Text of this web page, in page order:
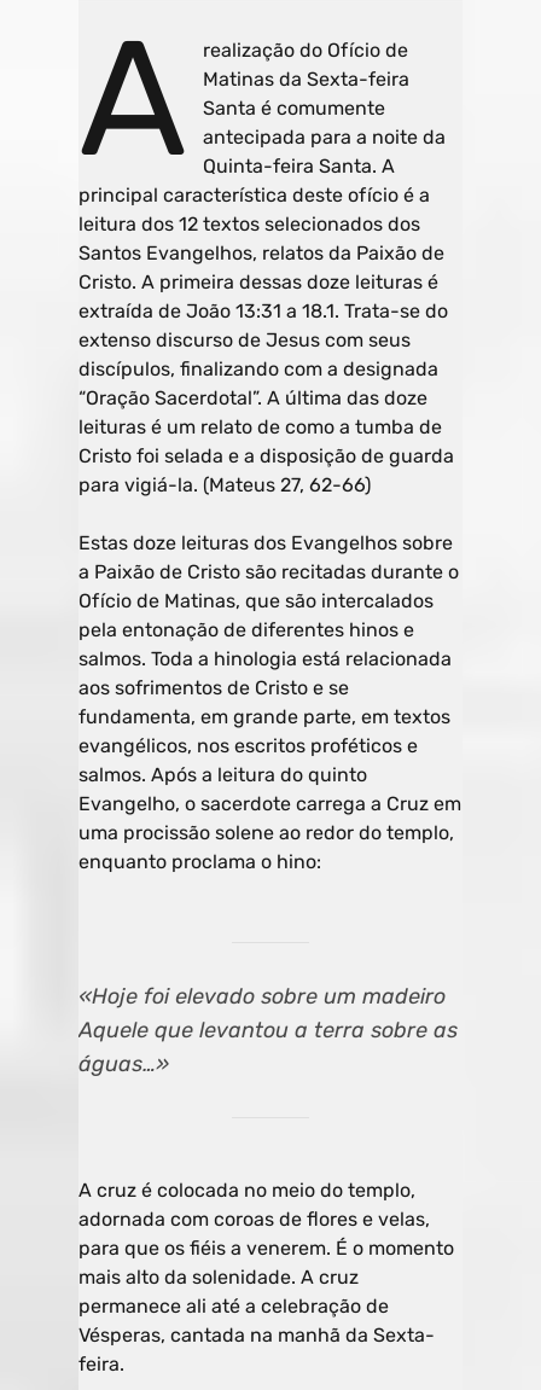
A
realização do Ofício de
Matinas da Sexta-feira
Santa é comumente
antecipada para a noite da
Quinta-feira Santa. A
principal característica deste ofício é a
leitura dos 12 textos selecionados dos
Santos Evangelhos, relatos da Paixão de
Cristo. A primeira dessas doze leituras é
extraída de João 13:31 a 18.1. Trata-se do
extenso discurso de Jesus com seus
discípulos, finalizando com a designada
“Oração Sacerdotal”. A última das doze
leituras é um relato de como a tumba de
Cristo foi selada e a disposição de guarda
para vigiá-la. (Mateus 27, 62-66)
Estas doze leituras dos Evangelhos sobre
a Paixão de Cristo são recitadas durante o
Ofício de Matinas, que são intercalados
pela entonação de diferentes hinos e
salmos. Toda a hinologia está relacionada
aos sofrimentos de Cristo e se
fundamenta, em grande parte, em textos
evangélicos, nos escritos proféticos e
salmos. Após a leitura do quinto
Evangelho, o sacerdote carrega a Cruz em
uma procissão solene ao redor do templo,
enquanto proclama o hino:
«Hoje foi elevado sobre um madeiro
Aquele que levantou a terra sobre as
águas…»
A cruz é colocada no meio do templo,
adornada com coroas de flores e velas,
para que os fiéis a venerem. É o momento
mais alto da solenidade. A cruz
permanece ali até a celebração de
Vésperas, cantada na manhã da Sexta-
feira.